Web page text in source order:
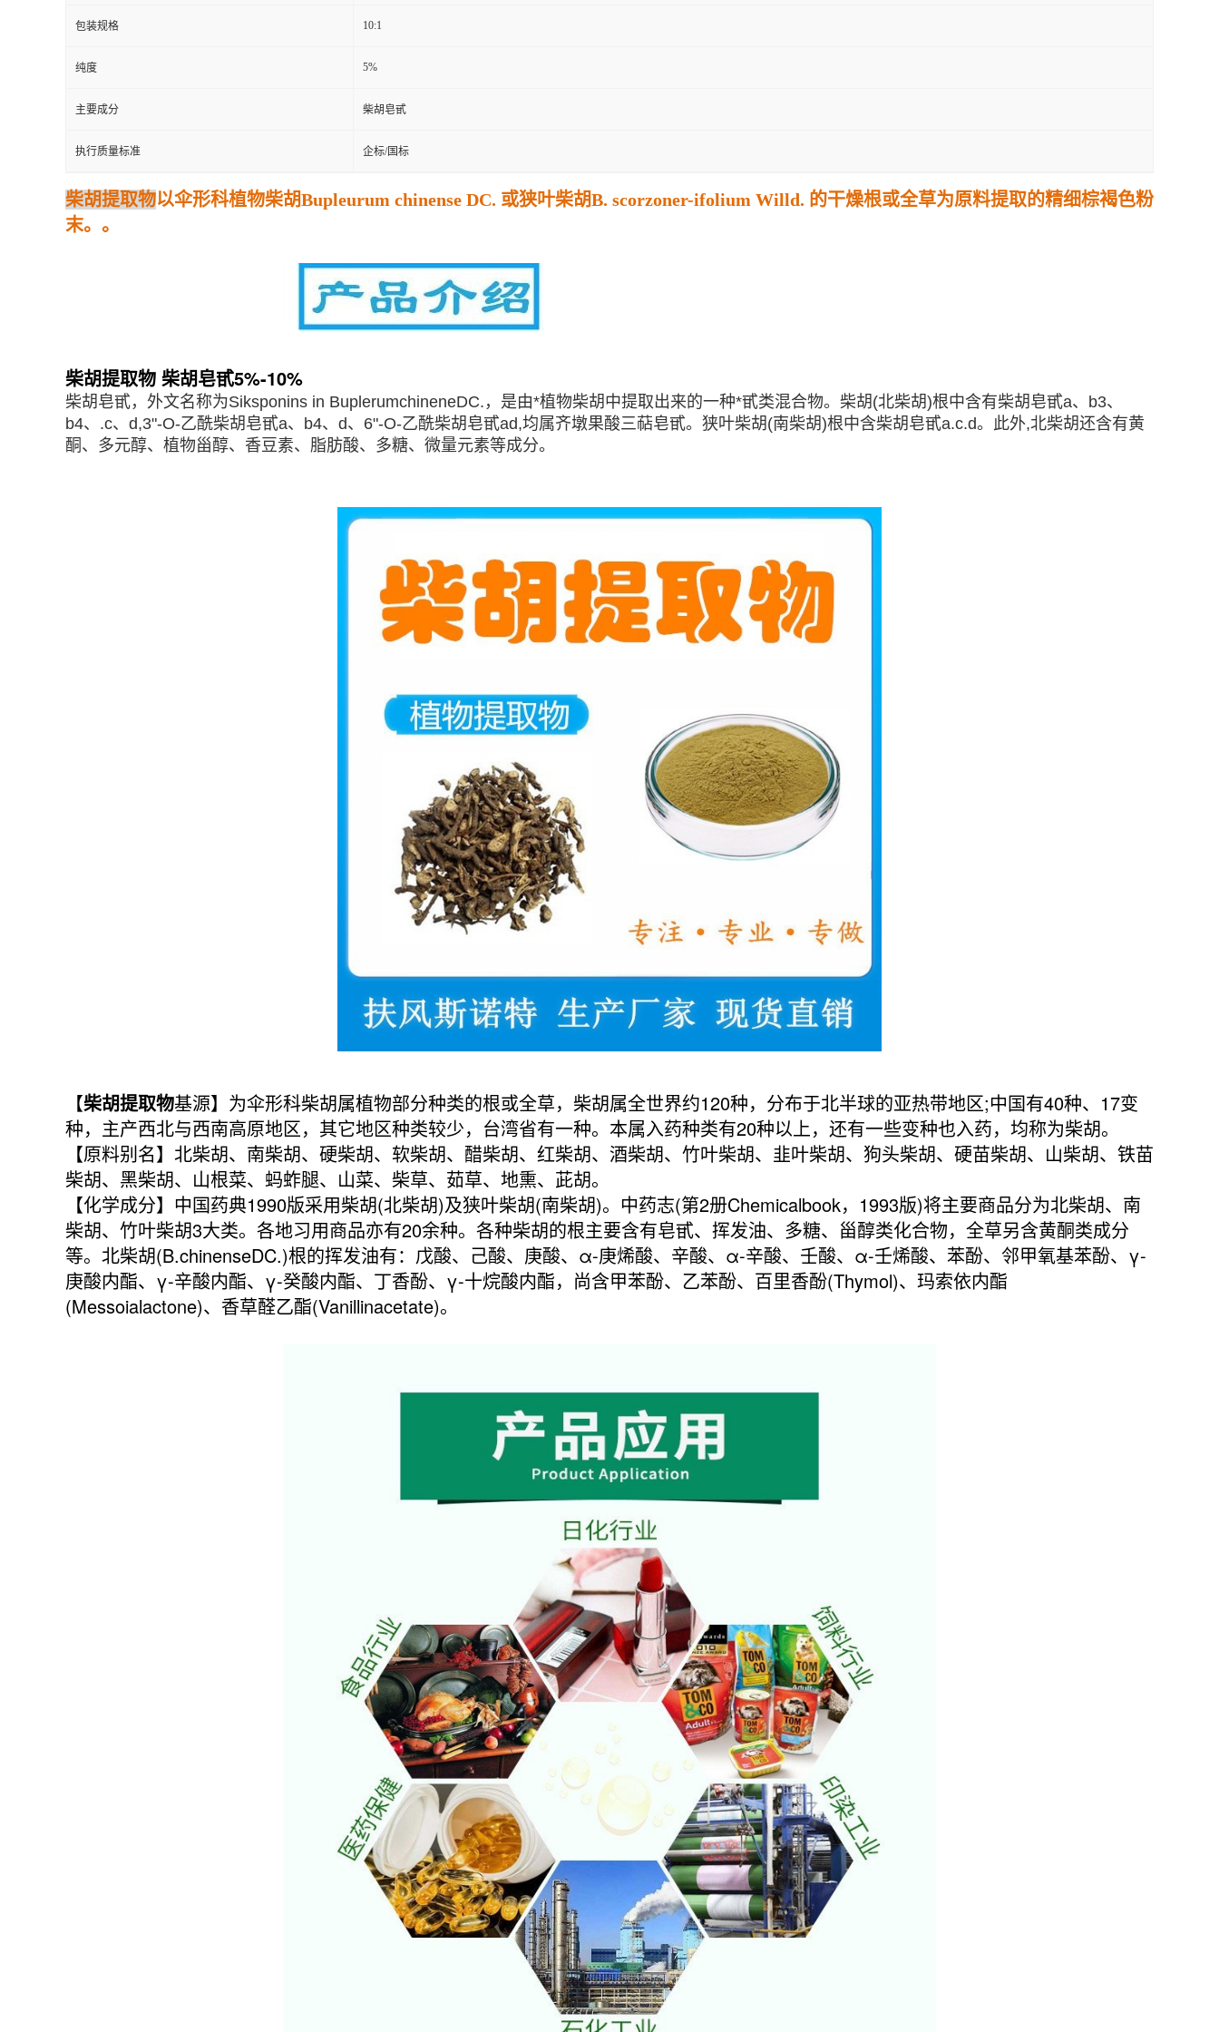
包装规格 10:1
纯度 5%
主要成分 柴胡皂甙
执行质量标准 企标/国标
柴胡提取物以伞形科植物柴胡Bupleurum chinense DC. 或狭叶柴胡B. scorzoner-ifolium Willd. 的干燥根或全草为原料提取的精细棕褐色粉
末。。
柴胡提取物 柴胡皂甙5%-10%
柴胡皂甙，外文名称为Siksponins in BuplerumchineneDC.，是由*植物柴胡中提取出来的一种*甙类混合物。柴胡(北柴胡)根中含有柴胡皂甙a、b3、
b4、.c、d,3"-O-乙酰柴胡皂甙a、b4、d、6"-O-乙酰柴胡皂甙ad,均属齐墩果酸三萜皂甙。狭叶柴胡(南柴胡)根中含柴胡皂甙a.c.d。此外,北柴胡还含有黄
酮、多元醇、植物甾醇、香豆素、脂肪酸、多糖、微量元素等成分。
【柴胡提取物基源】为伞形科柴胡属植物部分种类的根或全草，柴胡属全世界约120种，分布于北半球的亚热带地区;中国有40种、17变
种，主产西北与西南高原地区，其它地区种类较少，台湾省有一种。本属入药种类有20种以上，还有一些变种也入药，均称为柴胡。
【原料别名】北柴胡、南柴胡、硬柴胡、软柴胡、醋柴胡、红柴胡、酒柴胡、竹叶柴胡、韭叶柴胡、狗头柴胡、硬苗柴胡、山柴胡、铁苗
柴胡、黑柴胡、山根菜、蚂蚱腿、山菜、柴草、茹草、地熏、茈胡。
【化学成分】中国药典1990版采用柴胡(北柴胡)及狭叶柴胡(南柴胡)。中药志(第2册Chemicalbook，1993版)将主要商品分为北柴胡、南
柴胡、竹叶柴胡3大类。各地习用商品亦有20余种。各种柴胡的根主要含有皂甙、挥发油、多糖、甾醇类化合物，全草另含黄酮类成分
等。北柴胡(B.chinenseDC.)根的挥发油有：戊酸、己酸、庚酸、α-庚烯酸、辛酸、α-辛酸、壬酸、α-壬烯酸、苯酚、邻甲氧基苯酚、γ-
庚酸内酯、γ-辛酸内酯、γ-癸酸内酯、丁香酚、γ-十烷酸内酯，尚含甲苯酚、乙苯酚、百里香酚(Thymol)、玛索依内酯
(Messoialactone)、香草醛乙酯(Vanillinacetate)。